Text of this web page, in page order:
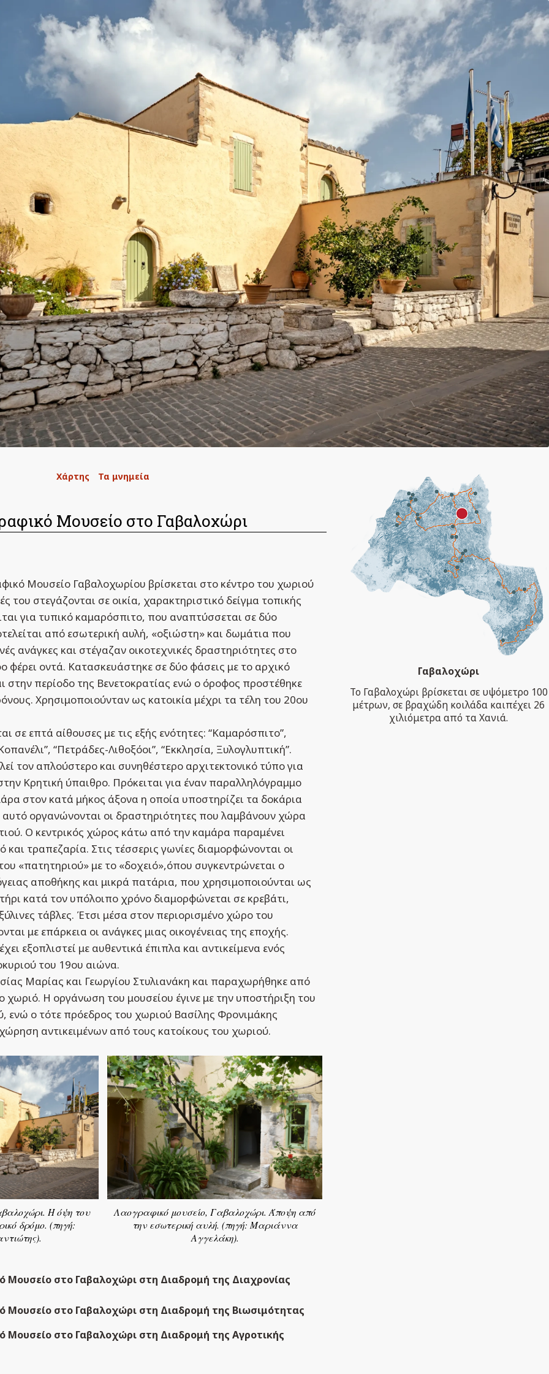
Χάρτης Τα μνημεία
Μουσείο στο Γαβαλοχώρι
Μουσείο Γαβαλοχωρίου βρίσκεται στο κέντρο του χωριού
του στεγάζονται σε οικία, χαρακτηριστικό δείγμα τοπικής
για τυπικό καμαρόσπιτο, που αναπτύσσεται σε δύο
από εσωτερική αυλή, «οξιώστη» και δωμάτια που
ανάγκες και στέγαζαν οικοτεχνικές δραστηριότητες στο
φέρει οντά. Κατασκευάστηκε σε δύο φάσεις με το αρχικό
στην περίοδο της Βενετοκρατίας ενώ ο όροφος προστέθηκε
Χρησιμοποιούνταν ως κατοικία μέχρι τα τέλη του 20ου
σε επτά αίθουσες με τις εξής ενότητες: “Καμαρόσπιτο”,
“Πετράδες-Λιθοξόοι”, “Εκκλησία, Ξυλογλυπτική”.
τον απλούστερο και συνηθέστερο αρχιτεκτονικό τύπο για
Κρητική ύπαιθρο. Πρόκειται για έναν παραλληλόγραμμο
στον κατά μήκος άξονα η οποία υποστηρίζει τα δοκάρια
οργανώνονται οι δραστηριότητες που λαμβάνουν χώρα
Ο κεντρικός χώρος κάτω από την καμάρα παραμένει
και τραπεζαρία. Στις τέσσερις γωνίες διαμορφώνονται οι
«πατητηριού» με το «δοχειό»,όπου συγκεντρώνεται ο
αποθήκης και μικρά πατάρια, που χρησιμοποιούνται ως
κατά τον υπόλοιπο χρόνο διαμορφώνεται σε κρεβάτι,
τάβλες. Έτσι μέσα στον περιορισμένο χώρο του
με επάρκεια οι ανάγκες μιας οικογένειας της εποχής.
εξοπλιστεί με αυθεντικά έπιπλα και αντικείμενα ενός
του 19ου αιώνα.
Μαρίας και Γεωργίου Στυλιανάκη και παραχωρήθηκε από
χωριό. Η οργάνωση του μουσείου έγινε με την υποστήριξη του
ενώ ο τότε πρόεδρος του χωριού Βασίλης Φρονιμάκης
αντικειμένων από τους κατοίκους του χωριού.
Η όψη του
δρόμο. (πηγή:
Λαογραφικό μουσείο, Γαβαλοχώρι. Άποψη από
την εσωτερική αυλή. (πηγή: Μαριάννα
Αγγελάκη).
Μουσείο στο Γαβαλοχώρι στη Διαδρομή της Διαχρονίας
Μουσείο στο Γαβαλοχώρι στη Διαδρομή της Βιωσιμότητας
Μουσείο στο Γαβαλοχώρι στη Διαδρομή της Αγροτικής
Γαβαλοχώρι
Το Γαβαλοχώρι βρίσκεται σε υψόμετρο 100
μέτρων, σε βραχώδη κοιλάδα καιπέχει 26
χιλιόμετρα από τα Χανιά.